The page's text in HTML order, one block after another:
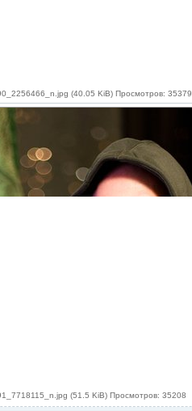
(40.05 KiB) Просмотров: 35379
(51.5 KiB) Просмотров: 35208